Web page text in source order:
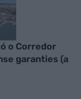
o Corredor
garanties (a